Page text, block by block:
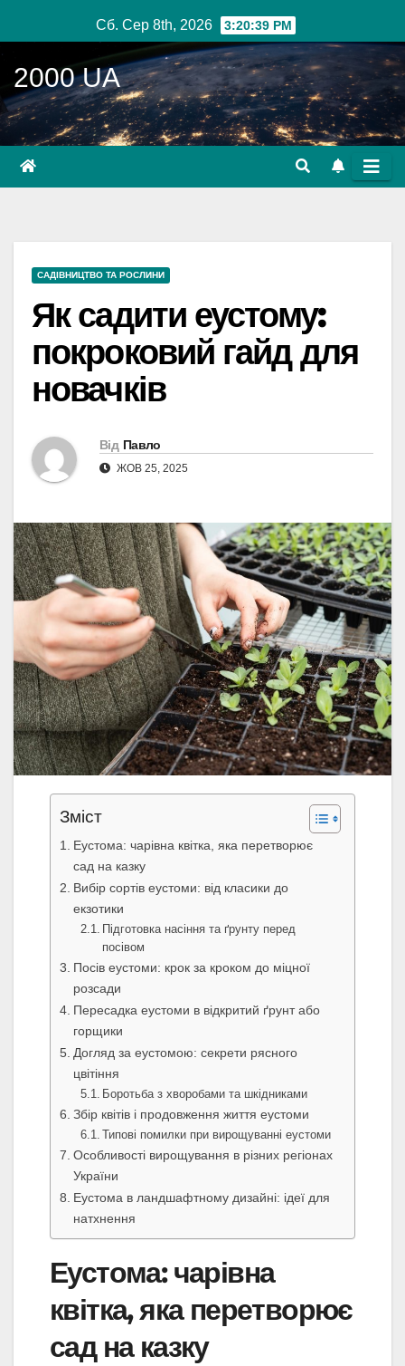
до
вмісту
Сб. Сер 8th, 2026 3:20:40 PM
2000 UA
САДІВНИЦТВО ТА РОСЛИНИ
Як садити еустому:
покроковий гайд для
новачків
Від Павло
ЖОВ 25, 2025
Зміст
Еустома: чарівна квітка, яка перетворює
сад на казку
Вибір сортів еустоми: від класики до
екзотики
Підготовка насіння та ґрунту перед
посівом
Посів еустоми: крок за кроком до міцної
розсади
Пересадка еустоми в відкритий ґрунт або
горщики
Догляд за еустомою: секрети рясного
цвітіння
Боротьба з хворобами та шкідниками
Збір квітів і продовження життя еустоми
Типові помилки при вирощуванні еустоми
Особливості вирощування в різних регіонах
України
Еустома в ландшафтному дизайні: ідеї для
натхнення
Еустома: чарівна
квітка, яка перетворює
сад на казку